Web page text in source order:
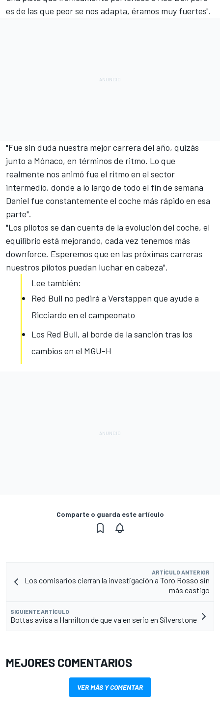
es de las que peor se nos adapta, éramos muy fuertes".
"Fue sin duda nuestra mejor carrera del año, quizás
junto a Mónaco, en términos de ritmo. Lo que
realmente nos animó fue el ritmo en el sector
intermedio, donde a lo largo de todo el fin de semana
Daniel fue constantemente el coche más rápido en esa
parte".
"Los pilotos se dan cuenta de la evolución del coche, el
equilibrio está mejorando, cada vez tenemos más
downforce. Esperemos que en las próximas carreras
nuestros pilotos puedan luchar en cabeza".
Lee también:
Red Bull no pedirá a Verstappen que ayude a
Ricciardo en el campeonato
Los Red Bull, al borde de la sanción tras los
cambios en el MGU-H
Comparte o guarda este artículo
ARTÍCULO ANTERIOR
Los comisarios cierran la investigación a Toro Rosso sin
más castigo
SIGUIENTE ARTÍCULO
Bottas avisa a Hamilton de que va en serio en Silverstone
MEJORES COMENTARIOS
VER MÁS Y COMENTAR